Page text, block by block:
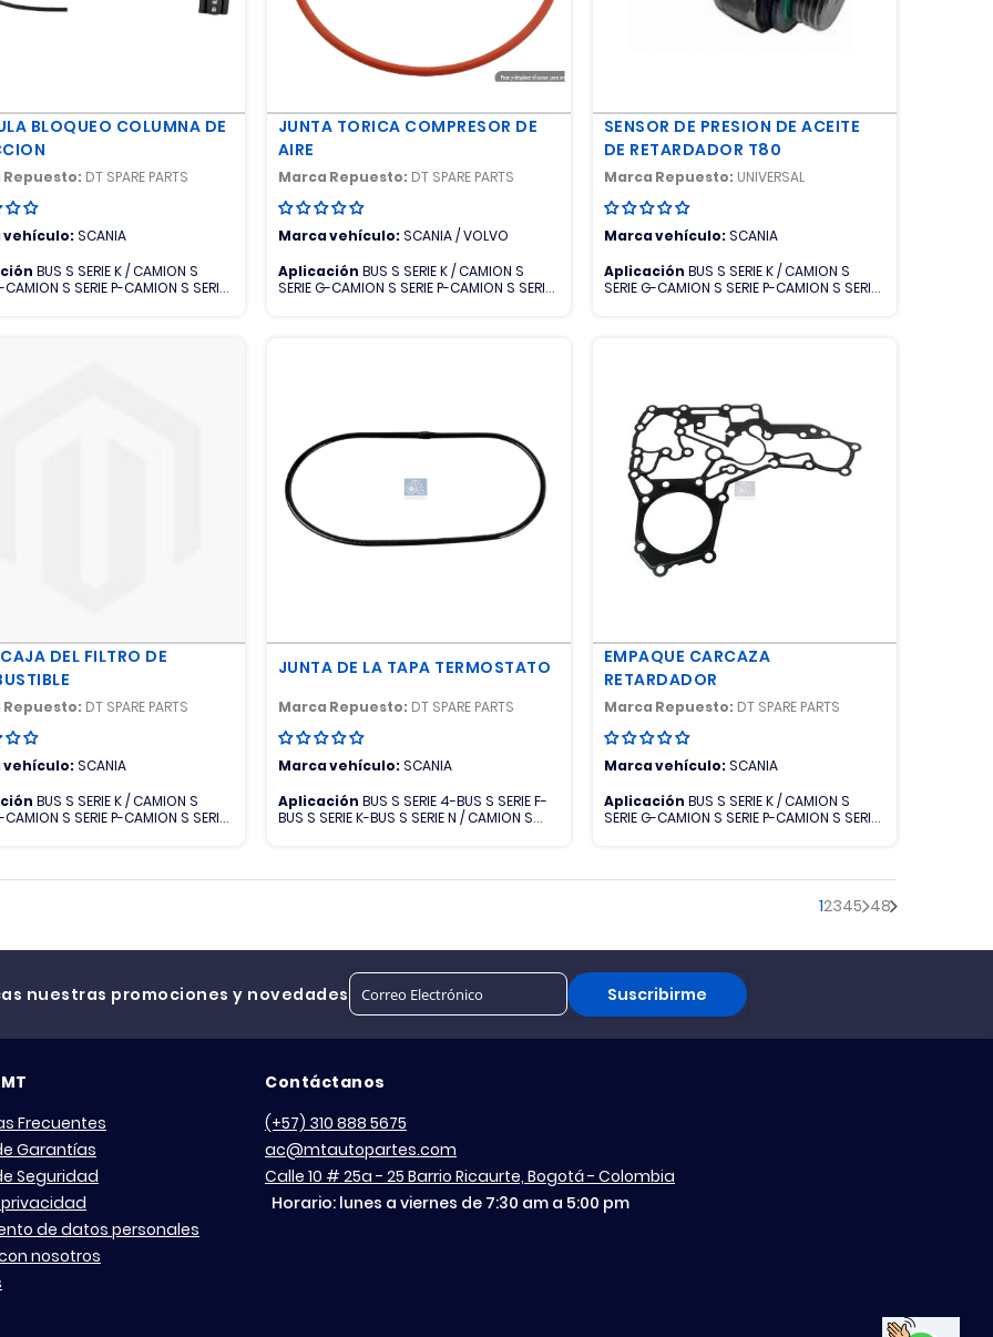
BLOQUEO COLUMNA DE
Repuesto: DT SPARE PARTS
vehículo: SCANIA
BUS S SERIE K / CAMION S
CAMION S SERIE P-CAMION S SERIE
JUNTA TORICA COMPRESOR DE
AIRE
Marca Repuesto: DT SPARE PARTS
Marca vehículo:SCANIA / VOLVO
Aplicación BUS S SERIE K / CAMION S
SERIE G-CAMION S SERIE P-CAMION S SERIE
SENSOR DE PRESION DE ACEITE
DE RETARDADOR T80
Marca Repuesto: UNIVERSAL
Marca vehículo:SCANIA
Aplicación BUS S SERIE K / CAMION S
SERIE G-CAMION S SERIE P-CAMION S SERIE
DEL FILTRO DE
Repuesto: DT SPARE PARTS
vehículo: SCANIA
BUS S SERIE K / CAMION S
CAMION S SERIE P-CAMION S SERIE
JUNTA DE LA TAPA TERMOSTATO
Marca Repuesto: DT SPARE PARTS
Marca vehículo:SCANIA
Aplicación BUS S SERIE 4-BUS S SERIE F-
BUS S SERIE K-BUS S SERIE N / CAMION S
EMPAQUE CARCAZA
RETARDADOR
Marca Repuesto: DT SPARE PARTS
Marca vehículo:SCANIA
Aplicación BUS S SERIE K / CAMION S
SERIE G-CAMION S SERIE P-CAMION S SERIE
12345 48
nuestras promociones y novedades Suscribirme
Frecuentes
Garantías
Seguridad
de datos personales
nosotros
Contáctanos
(+57) 310 888 5675
ac@mtautopartes.com
Calle 10 # 25a - 25 Barrio Ricaurte, Bogotá - Colombia
Horario: lunes a viernes de 7:30 am a 5:00 pm